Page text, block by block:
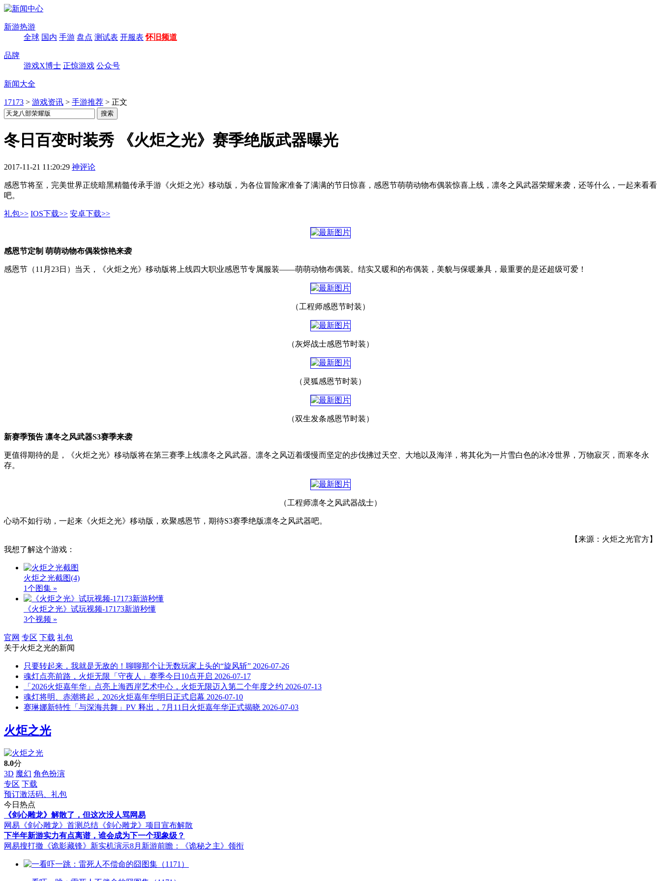
新游热游
全球 国内 手游 盘点 测试表 开服表 怀旧频道
品牌
游戏X博士 正惊游戏 公众号
新闻大全
17173 > 游戏资讯 > 手游推荐 > 正文
冬日百变时装秀 《火炬之光》赛季绝版武器曝光
2017-11-21 11:20:29 神评论
感恩节将至，完美世界正统暗黑精髓传承手游《火炬之光》移动版，为各位冒险家准备了满满的节日惊喜，感恩节萌萌动物布偶装惊喜上线，凛冬之风武器荣耀来袭，还等什么，一起来看看
吧。
礼包>> IOS下载>> 安卓下载>>
感恩节定制 萌萌动物布偶装惊艳来袭
感恩节（11月23日）当天，《火炬之光》移动版将上线四大职业感恩节专属服装——萌萌动物布偶装。结实又暖和的布偶装，美貌与保暖兼具，最重要的是还超级可爱！
（工程师感恩节时装）
（灰烬战士感恩节时装）
（灵狐感恩节时装）
（双生发条感恩节时装）
新赛季预告 凛冬之风武器S3赛季来袭
更值得期待的是，《火炬之光》移动版将在第三赛季上线凛冬之风武器。凛冬之风迈着缓慢而坚定的步伐拂过天空、大地以及海洋，将其化为一片雪白色的冰冷世界，万物寂灭，而寒冬永
存。
（工程师凛冬之风武器战士）
心动不如行动，一起来《火炬之光》移动版，欢聚感恩节，期待S3赛季绝版凛冬之风武器吧。
【来源：火炬之光官方】
我想了解这个游戏：
火炬之光截图(4)
1个图集 »
《火炬之光》试玩视频-17173新游秒懂
3个视频 »
官网 专区 下载 礼包
关于火炬之光的新闻
只要转起来，我就是无敌的！聊聊那个让无数玩家上头的“旋风斩” 2026-07-26
魂灯点亮前路，火炬无限「守夜人」赛季今日10点开启 2026-07-17
「2026火炬嘉年华」点亮上海西岸艺术中心，火炬无限迈入第二个年度之约 2026-07-13
魂灯将明、赤潮将起，2026火炬嘉年华明日正式启幕 2026-07-10
赛琳娜新特性「与深海共舞」PV 释出，7月11日火炬嘉年华正式揭晓 2026-07-03
火炬之光
8.0分
3D 魔幻 角色扮演
专区 下载
预订激活码、礼包
今日热点
《剑心雕龙》解散了，但这次没人骂网易
网易《剑心雕龙》首测总结 《剑心雕龙》项目宣布解散
下半年新游实力有点离谱，谁会成为下一个现象级？
网易搜打撤《诡影藏锋》新实机演示8月新游前瞻：《诡秘之主》领衔